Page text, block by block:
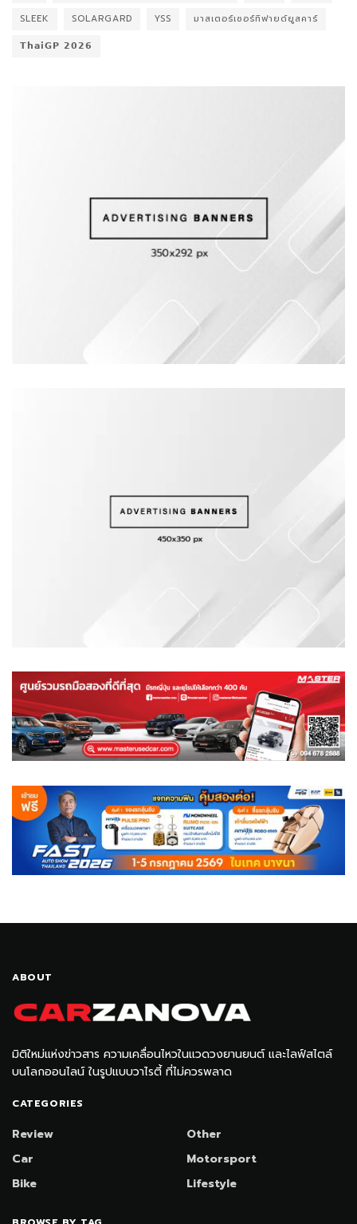
SLEEK
SOLARGARD YSS
มาสเตอร์เซอร์ทิฟายด์ยูสคาร์
𝗧𝗵𝗮𝗶𝗚𝗣 𝟮𝟬𝟮𝟲
ABOUT
มิติใหม่แห่งข่าวสาร ความเคลื่อนไหวในแวดวงยานยนต์ และไลฟ์สไตล์
บนโลกออนไลน์ ในรูปแบบวาไรตี้ ที่ไม่ควรพลาด
CATEGORIES
Review
Car
Bike
Other
Motorsport
Lifestyle